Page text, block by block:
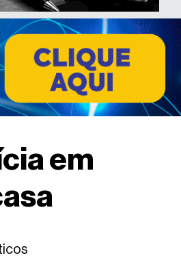
em